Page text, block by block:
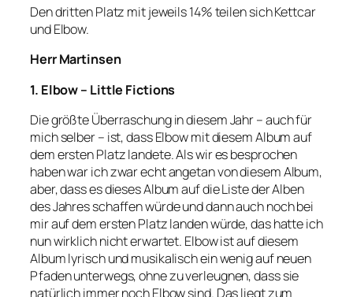
Den dritten Platz mit jeweils 14% teilen sich Kettcar
und Elbow.
Herr Martinsen
1. Elbow – Little Fictions
Die größte Überraschung in diesem Jahr – auch für
mich selber – ist, dass Elbow mit diesem Album auf
dem ersten Platz landete. Als wir es besprochen
haben war ich zwar echt angetan von diesem Album,
aber, dass es dieses Album auf die Liste der Alben
des Jahres schaffen würde und dann auch noch bei
mir auf dem ersten Platz landen würde, das hatte ich
nun wirklich nicht erwartet. Elbow ist auf diesem
Album lyrisch und musikalisch ein wenig auf neuen
Pfaden unterwegs, ohne zu verleugnen, dass sie
natürlich immer noch Elbow sind. Das liegt zum